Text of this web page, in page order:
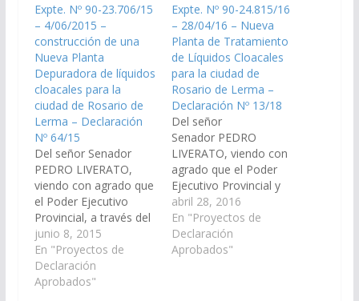
Expte. Nº 90-23.706/15
– 4/06/2015 –
construcción de una
Nueva Planta
Depuradora de líquidos
cloacales para la
ciudad de Rosario de
Lerma – Declaración
Nº 64/15
Del señor Senador
PEDRO LIVERATO,
viendo con agrado que
el Poder Ejecutivo
Provincial, a través del
Ministerio de
Economía,
Infraestructura y
Servicios Públicos,
junio 8, 2015
En "Proyectos de
Declaración
Aprobados"
Expte. Nº 90-24.815/16
– 28/04/16 – Nueva
Planta de Tratamiento
de Líquidos Cloacales
para la ciudad de
Rosario de Lerma –
Declaración Nº 13/18
Del señor
Senador PEDRO
LIVERATO, viendo con
agrado que el Poder
Ejecutivo Provincial y
los Señores
Legisladores
Nacionales por Salta,
arbitren y gestionen las
abril 28, 2016
En "Proyectos de
Declaración
Aprobados"